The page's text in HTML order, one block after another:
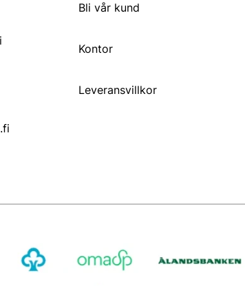
Bli vår kund
Kontor
Leveransvillkor